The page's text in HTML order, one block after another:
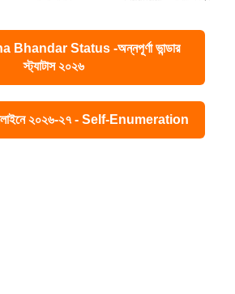
Status -অন্নপূর্ণা ভান্ডার
স্ট্যাটাস ২০২৬
২০২৬-২৭ - Self-Enumeration